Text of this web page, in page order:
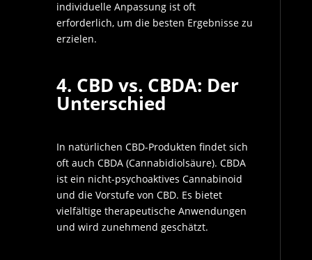
individuelle Anpassung ist oft
erforderlich, um die besten Ergebnisse zu
erzielen.
4. CBD vs. CBDA: Der
Unterschied
In natürlichen CBD-Produkten findet sich
oft auch CBDA (Cannabidiolsäure). CBDA
ist ein nicht-psychoaktives Cannabinoid
und die Vorstufe von CBD. Es bietet
vielfältige therapeutische Anwendungen
und wird zunehmend geschätzt.